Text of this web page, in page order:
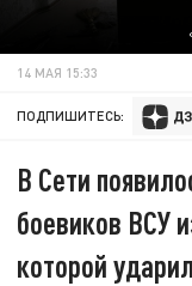
14 МАЯ 15:33
ПОДПИШИТЕСЬ:
В Сети
боевиков ВСУ
которой